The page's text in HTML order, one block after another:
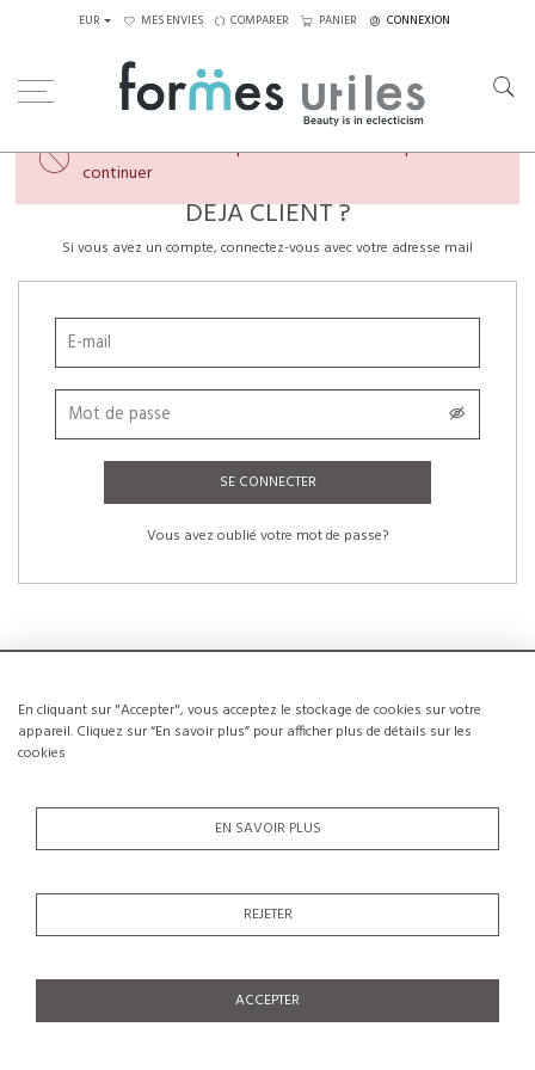
En cliquant sur "Accepter", vous acceptez le stockage de cookies sur votre
appareil. Cliquez sur “En savoir plus” pour afficher plus de détails sur les
cookies
EN SAVOIR PLUS
REJETER
ACCEPTER
EUR MES ENVIES COMPARER PANIER CONNEXION
Veuillez créer un compte ou vous connecter pour
continuer
DÉJÀ CLIENT ?
Si vous avez un compte, connectez-vous avec votre adresse mail
SE CONNECTER
Vous avez oublié votre mot de passe?
NOUVEAUX CLIENTS
La création d’un compte a de nombreux avantages: sauvegarder la liste de vos
CRÉER UN COMPTE